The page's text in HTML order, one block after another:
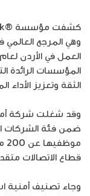
وهي المرجع
المؤسسات الرائدة
الثقة وتعزيز الأداء
ضمن فئة الشركات
قطاع الاتصالات
وجاء تصنيف أمنية